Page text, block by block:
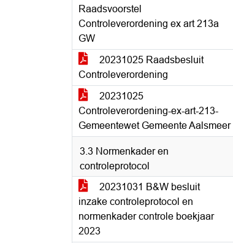
Raadsvoorstel
Controleverordening ex art 213a
GW
20231025 Raadsbesluit
Controleverordening
20231025
Controleverordening-ex-art-213-
Gemeentewet Gemeente Aalsmeer
3.3 Normenkader en
controleprotocol
20231031 B&W besluit
inzake controleprotocol en
normenkader controle boekjaar
2023